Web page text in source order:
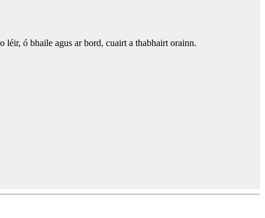
ó bhaile agus ar bord, cuairt a thabhairt orainn.